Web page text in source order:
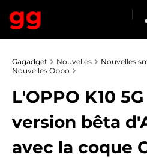
Gagadget Nouvelles
Nouvelles
Nouvelles Oppo
L'OPPO K10
version bêta
avec la coque